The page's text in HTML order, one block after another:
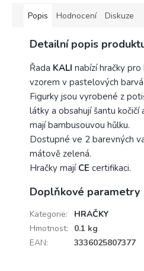
Popis Hodnocení Diskuze
Detailní popis
Řada KALI nabízí hračky
vzorem v pastelových
Figurky jsou vyrobené z
látky a obsahují šantu kočičí
mají bambusouvou hůlku.
Dostupné ve 2 barevných
mátově zelená.
Hračky mají CE certifikaci.
Doplňkové parametry
Kategorie:
HRAČKY
Hmotnost:
0.1 kg
EAN: 3336025807377